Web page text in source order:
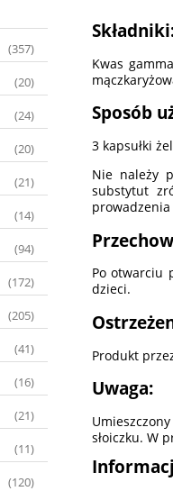
(357)
(20)
(24)
(20)
(21)
(14)
(94)
(172)
(205)
(41)
(16)
(21)
(11)
(120)
Kwas
Sposób
3 kapsułki
Nie należy
substytut
Po otwarciu
dzieci.
Produkt
Uwaga:
słoiczku. W